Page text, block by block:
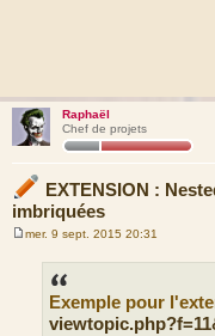
Raphaël
Chef de projets
EXTENSION :
imbriquées
mer. 9 sept. 2015 20:31
Exemple pour